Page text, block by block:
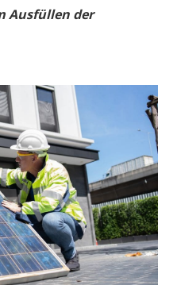
Ausfüllen der